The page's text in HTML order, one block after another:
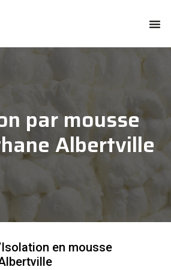
par mousse
Albertville
en mousse